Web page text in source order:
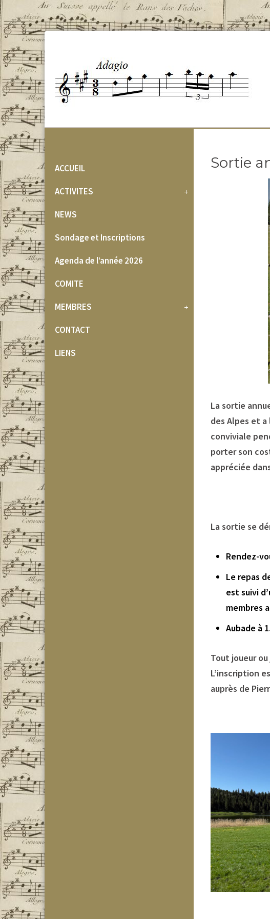
ACCUEIL
ACTIVITES
NEWS
Sondage et Inscriptions
Agenda de l’année 2026
COMITE
MEMBRES
CONTACT
LIENS
Sortie
La sortie
des Alpes et
conviviale
porter son
appréciée
La sortie se
Rendez-
Le repas
est suivi
membres
Aubade à
Tout joueur
L’inscription
auprès de